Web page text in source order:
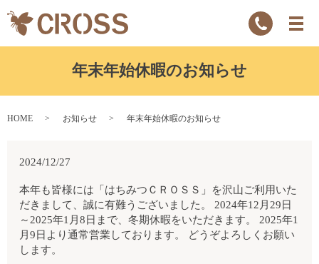
年末年始休暇のお知らせ
HOME お知らせ 年末年始休暇のお知らせ
2024/12/27
本年も皆様には「はちみつＣＲＯＳＳ」を沢山ご利用いた
だきまして、誠に有難うございました。 2024年12月29日
～2025年1月8日まで、冬期休暇をいただきます。 2025年1
月9日より通常営業しております。 どうぞよろしくお願い
します。